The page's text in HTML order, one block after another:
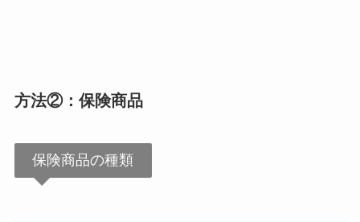
方法②：保険商品
保険商品の種類